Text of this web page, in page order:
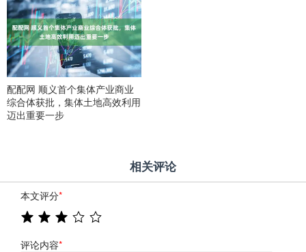
配配网 顺义首个集体产业商业
综合体获批，集体土地高效利用
迈出重要一步
相关评论
本文评分*
评论内容*